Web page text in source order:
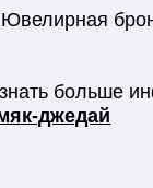
больше
джедай